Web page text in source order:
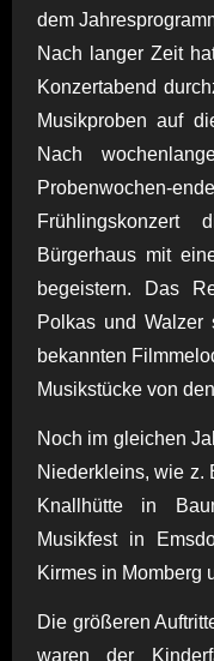
dem
Nach langer Zeit
Konzertabend
Musikproben auf
Nach
Probenwochen-
Frühlingskonzert
Bürgerhaus mit
begeistern. Das
Polkas und Walzer
bekannten
Musikstücke von
Noch im gleichen
Niederkleins, wie z.
Knallhütte in
Musikfest in
Kirmes in Momberg
Die größeren
waren der